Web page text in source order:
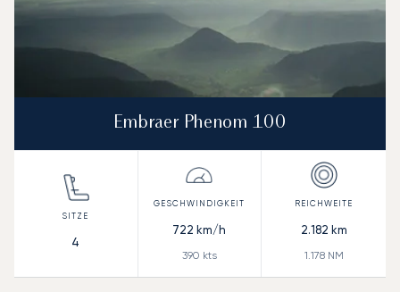
Embraer Phenom 100
4
722 km/h
390 kts
2.182 km
1.178NM